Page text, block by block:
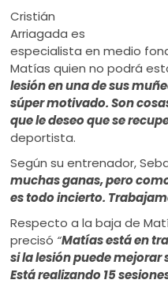
Cristián
Arriagada es
especialista en medio
Matías quien no podrá
lesión en una de sus
súper motivado. Son
que le deseo que se
deportista.
Según su entrenador,
muchas ganas, pero
es todo incierto.
Respecto a la baja de
precisó “Matías está en
si la lesión puede
Está realizando 15